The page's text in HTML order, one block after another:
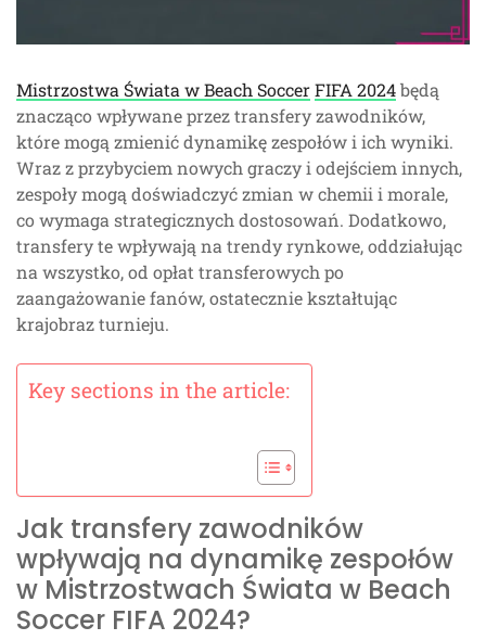
Mistrzostwa Świata w Beach SoccerFIFA 2024będą
znacząco wpływane przez transfery zawodników,
które mogą zmienić dynamikę zespołów i ich wyniki.
Wraz z przybyciem nowych graczy i odejściem innych,
zespoły mogą doświadczyć zmian w chemii i morale,
co wymaga strategicznych dostosowań. Dodatkowo,
transfery te wpływają na trendy rynkowe, oddziałując
na wszystko, od opłat transferowych po
zaangażowanie fanów, ostatecznie kształtując
krajobraz turnieju.
Key sections in the article:
Jak transfery zawodników
wpływają na dynamikę zespołów
w Mistrzostwach Świata w Beach
Soccer FIFA 2024?